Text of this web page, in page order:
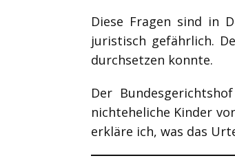
Diese Fragen sind in
juristisch gefährlich.
durchsetzen konnte.
Der
nichteheliche Kinder
erkläre ich, was das